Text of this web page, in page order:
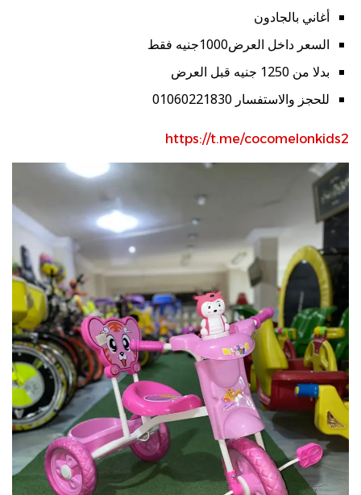
أغاني بالجادون
السعر داخل العرض1000جنيه فقط
بدلا من 1250 جنيه قبل العرض
للحجز والاستفسار 01060221830
https://t.me/cocomelonkids2